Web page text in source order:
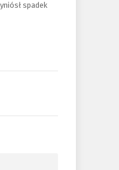
spadek